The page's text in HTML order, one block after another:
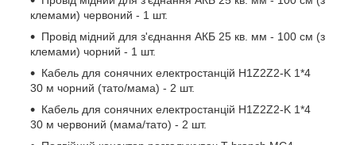
клемами) червоний - 1 шт.
Провід мідний для з'єднання АКБ 25 кв. мм - 100 см (з
клемами) чорний - 1 шт.
Кабель для сонячних електростанцій H1Z2Z2-K 1*4
30 м чорний (тато/мама) - 2 шт.
Кабель для сонячних електростанцій H1Z2Z2-K 1*4
30 м червоний (мама/тато) - 2 шт.